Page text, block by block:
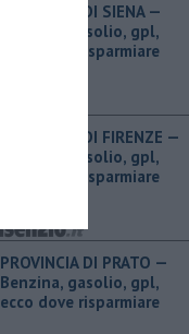
PROVINCIA DI SIENA — ​
Benzina, gasolio, gpl,
ecco dove risparmiare
PROVINCIA DI FIRENZE — ​
Benzina, gasolio, gpl,
ecco dove risparmiare
PROVINCIA DI PRATO — ​
Benzina, gasolio, gpl,
ecco dove risparmiare